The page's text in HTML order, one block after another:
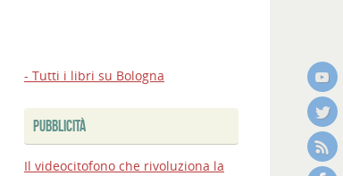
- Tutti i libri su Bologna
PUBBLICITÀ
Il videocitofono che rivoluziona la